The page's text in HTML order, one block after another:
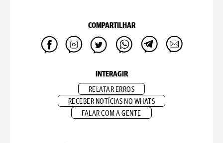
COMPARTILHAR
INTERAGIR
RELATAR ERROS
RECEBER NOTÍCIAS NO WHATS
FALAR COM A GENTE